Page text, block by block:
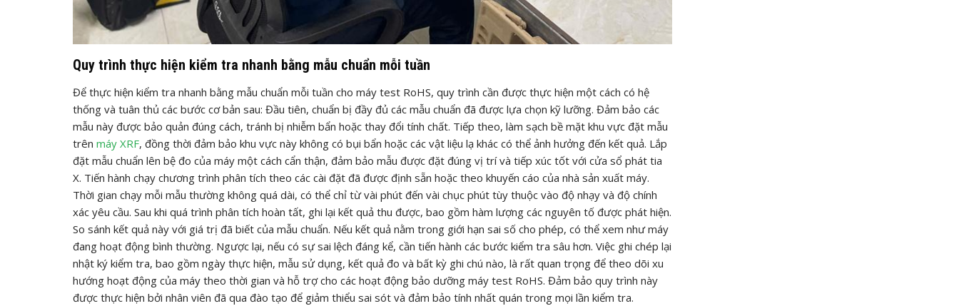
Quy trình thực hiện kiểm tra nhanh bằng mẫu chuẩn mỗi tuần
Để thực hiện kiểm tra nhanh bằng mẫu chuẩn mỗi tuần cho máy test RoHS, quy trình cần được thực hiện một cách có hệ
thống và tuân thủ các bước cơ bản sau: Đầu tiên, chuẩn bị đầy đủ các mẫu chuẩn đã được lựa chọn kỹ lưỡng. Đảm bảo các
mẫu này được bảo quản đúng cách, tránh bị nhiễm bẩn hoặc thay đổi tính chất. Tiếp theo, làm sạch bề mặt khu vực đặt mẫu
trên máy XRF, đồng thời đảm bảo khu vực này không có bụi bẩn hoặc các vật liệu lạ khác có thể ảnh hưởng đến kết quả. Lắp
đặt mẫu chuẩn lên bệ đo của máy một cách cẩn thận, đảm bảo mẫu được đặt đúng vị trí và tiếp xúc tốt với cửa sổ phát tia
X. Tiến hành chạy chương trình phân tích theo các cài đặt đã được định sẵn hoặc theo khuyến cáo của nhà sản xuất máy.
Thời gian chạy mỗi mẫu thường không quá dài, có thể chỉ từ vài phút đến vài chục phút tùy thuộc vào độ nhạy và độ chính
xác yêu cầu. Sau khi quá trình phân tích hoàn tất, ghi lại kết quả thu được, bao gồm hàm lượng các nguyên tố được phát hiện.
So sánh kết quả này với giá trị đã biết của mẫu chuẩn. Nếu kết quả nằm trong giới hạn sai số cho phép, có thể xem như máy
đang hoạt động bình thường. Ngược lại, nếu có sự sai lệch đáng kể, cần tiến hành các bước kiểm tra sâu hơn. Việc ghi chép lại
nhật ký kiểm tra, bao gồm ngày thực hiện, mẫu sử dụng, kết quả đo và bất kỳ ghi chú nào, là rất quan trọng để theo dõi xu
hướng hoạt động của máy theo thời gian và hỗ trợ cho các hoạt động bảo dưỡng máy test RoHS. Đảm bảo quy trình này
được thực hiện bởi nhân viên đã qua đào tạo để giảm thiểu sai sót và đảm bảo tính nhất quán trong mọi lần kiểm tra.